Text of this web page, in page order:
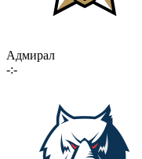
Адмирал
-:-